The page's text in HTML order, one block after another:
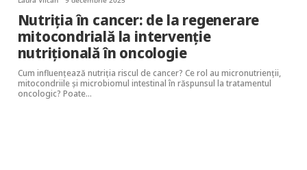
Nutriția în cancer: de la regenerare
mitocondrială la intervenție
nutrițională în oncologie
Cum influențează nutriția riscul de cancer? Ce rol au micronutrienții,
mitocondriile și microbiomul intestinal în răspunsul la tratamentul
oncologic? Poate…